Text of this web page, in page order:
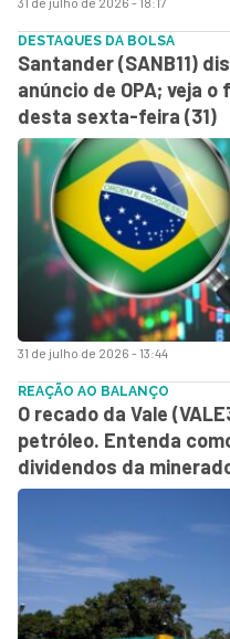
31 de julho de 2026 - 13:44
DESTAQUES DA BOLSA
Santander (SANB11)
anúncio de OPA; veja
desta sexta-feira (31)
REAÇÃO AO BALANÇO
O recado da Vale
petróleo. Entenda
dividendos da